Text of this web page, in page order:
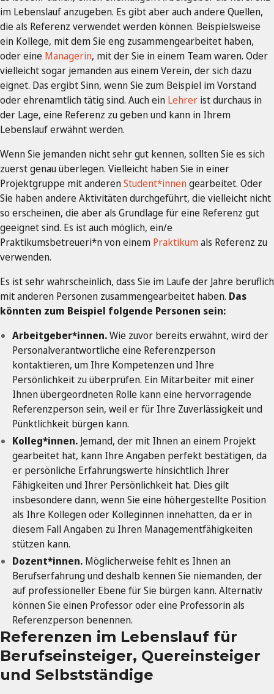
im Lebenslauf anzugeben. Es gibt aber auch andere Quellen,
die als Referenz verwendet werden können. Beispielsweise
ein Kollege, mit dem Sie eng zusammengearbeitet haben,
oder eine Managerin, mit der Sie in einem Team waren. Oder
vielleicht sogar jemanden aus einem Verein, der sich dazu
eignet. Das ergibt Sinn, wenn Sie zum Beispiel im Vorstand
oder ehrenamtlich tätig sind. Auch ein Lehrer ist durchaus in
der Lage, eine Referenz zu geben und kann in Ihrem
Lebenslauf erwähnt werden.
Wenn Sie jemanden nicht sehr gut kennen, sollten Sie es sich
zuerst genau überlegen. Vielleicht haben Sie in einer
Projektgruppe mit anderenStudent*innengearbeitet. Oder
Sie haben andere Aktivitäten durchgeführt, die vielleicht nicht
so erscheinen, die aber als Grundlage für eine Referenz gut
geeignet sind. Es ist auch möglich, ein/e
Praktikumsbetreueri*n von einem Praktikumals Referenz zu
verwenden.
Es ist sehr wahrscheinlich, dass Sie im Laufe der Jahre beruflich
mit anderen Personen zusammengearbeitet haben. Das
könnten zum Beispiel folgende Personen sein:
Arbeitgeber*innen.Wie zuvor bereits erwähnt, wird der
Personalverantwortliche eine Referenzperson
kontaktieren, um Ihre Kompetenzen und Ihre
Persönlichkeit zu überprüfen. Ein Mitarbeiter mit einer
Ihnen übergeordneten Rolle kann eine hervorragende
Referenzperson sein, weil er für Ihre Zuverlässigkeit und
Pünktlichkeit bürgen kann.
Kolleg*innen. Jemand, der mit Ihnen an einem Projekt
gearbeitet hat, kann Ihre Angaben perfekt bestätigen, da
er persönliche Erfahrungswerte hinsichtlich Ihrer
Fähigkeiten und Ihrer Persönlichkeit hat. Dies gilt
insbesondere dann, wenn Sie eine höhergestellte Position
als Ihre Kollegen oder Kolleginnen innehatten, da er in
diesem Fall Angaben zu Ihren Managementfähigkeiten
stützen kann.
Dozent*innen. Möglicherweise fehlt es Ihnen an
Berufserfahrung und deshalb kennen Sie niemanden, der
auf professioneller Ebene für Sie bürgen kann. Alternativ
können Sie einen Professor oder eine Professorin als
Referenzperson benennen.
Referenzen im Lebenslauf für
Berufseinsteiger, Quereinsteiger
und Selbstständige